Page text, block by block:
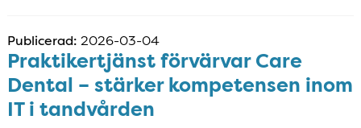
Publicerad: 2026-03-04
Praktikertjänst förvärvar Care
Dental – stärker kompetensen inom
IT i tandvården